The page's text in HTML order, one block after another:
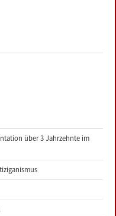
über 3 Jahrzehnte im